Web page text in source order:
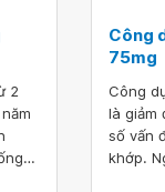
2
Công
75mg
Công
là giảm
số vấn
khớp.